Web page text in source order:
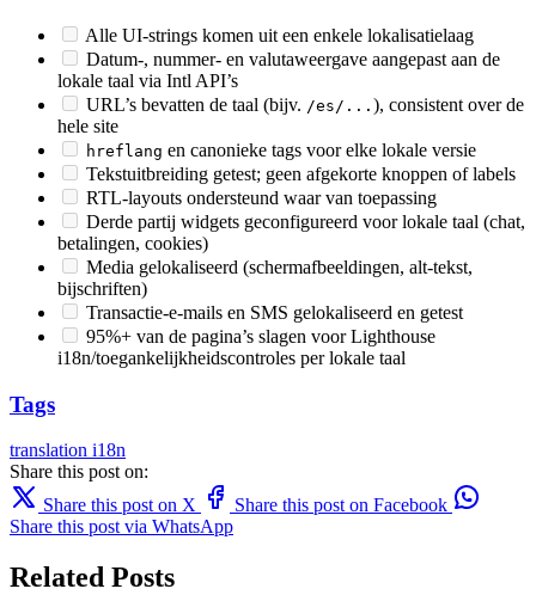
Alle UI-strings komen uit een enkele lokalisatielaag
Datum-, nummer- en valutaweergave aangepast aan de
lokale taal via Intl API’s
URL’s bevatten de taal (bijv. /es/... ), consistent over de
hele site
hreflang en canonieke tags voor elke lokale versie
Tekstuitbreiding getest; geen afgekorte knoppen of labels
RTL-layouts ondersteund waar van toepassing
Derde partij widgets geconfigureerd voor lokale taal (chat,
betalingen, cookies)
Media gelokaliseerd (schermafbeeldingen, alt-tekst,
bijschriften)
Transactie-e-mails en SMS gelokaliseerd en getest
95%+ van de pagina’s slagen voor Lighthouse
i18n/toegankelijkheidscontroles per lokale taal
Tags
translation i18n
Share this post on:
Share this post on X
Share this post on Facebook
Share this post via WhatsApp
Related Posts